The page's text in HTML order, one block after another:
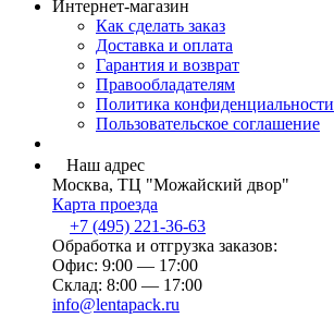
Интернет-магазин
Как сделать заказ
Доставка и оплата
Гарантия и возврат
Правообладателям
Политика конфиденциальности
Пользовательское соглашение
Наш адрес
Москва, ТЦ "Можайский двор"
Карта проезда
+7 (495) 221-36-63
Обработка и отгрузка заказов:
Офис: 9:00 — 17:00
Склад: 8:00 — 17:00
info@lentapack.ru